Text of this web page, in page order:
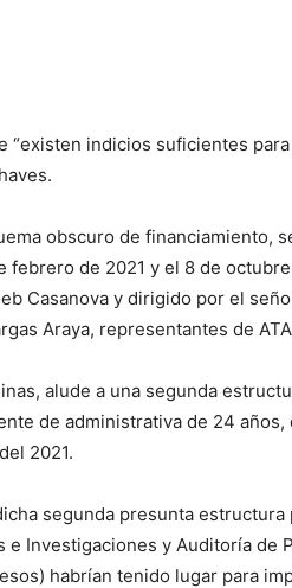
“existen indicios suficientes
obscuro de financiamiento,
febrero de 2021 y el 8 de
Casanova y dirigido por el
Araya, representantes de
alude a una segunda
de administrativa de 24
2021.
segunda presunta
e Investigaciones y Auditoría
habrían tenido lugar para